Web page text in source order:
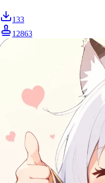
133
12863